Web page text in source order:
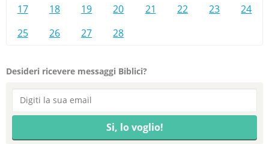
17
18 19 20 21 22 23
24
25
26 27 28
Desideri ricevere messaggi Biblici?